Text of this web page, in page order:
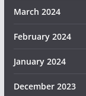
March 2024
February 2024
January 2024
December 2023